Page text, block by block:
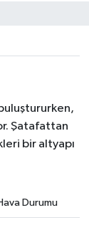
Şatafattan
bir altyapı
Durumu